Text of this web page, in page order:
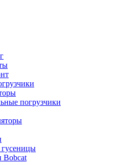
погрузчики
Bobcat